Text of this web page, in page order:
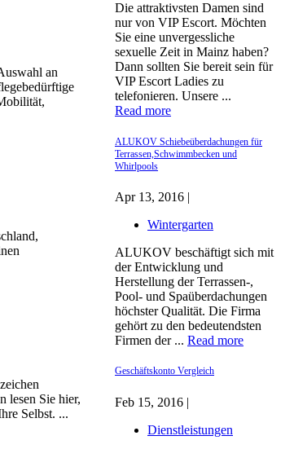
Die attraktivsten Damen sind
nur von VIP Escort. Möchten
Sie eine unvergessliche
sexuelle Zeit in Mainz haben?
Dann sollten Sie bereit sein für
VIP Escort Ladies zu
telefonieren. Unsere ...
Read more
ALUKOV Schiebeüberdachungen für
Terrassen,Schwimmbecken und
Whirlpools
Apr 13, 2016 |
Wintergarten
ALUKOV beschäftigt sich mit
der Entwicklung und
Herstellung der Terrassen-,
Pool- und Spaüberdachungen
höchster Qualität. Die Firma
gehört zu den bedeutendsten
Firmen der ... Read more
Geschäftskonto Vergleich
Feb 15, 2016 |
Dienstleistungen
an
lesen Sie hier,
Selbst. ...